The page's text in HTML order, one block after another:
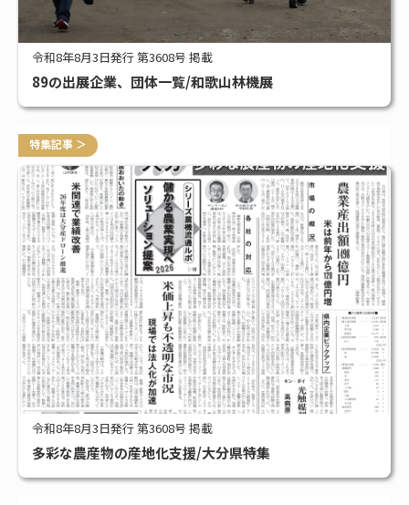
令和8年8月3日発行 第3608号 掲載
89の出展企業、団体一覧/和歌山林機展
特集記事 ＞
令和8年8月3日発行 第3608号 掲載
多彩な農産物の産地化支援/大分県特集